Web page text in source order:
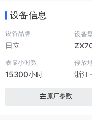
设备信息
设备品牌
日立
设备
表显小时数
15300小时
停放
浙江
原厂参数